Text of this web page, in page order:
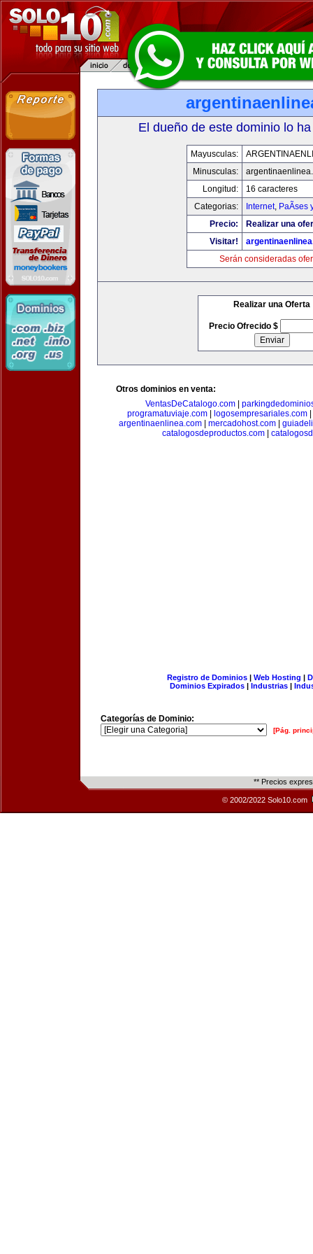
El dueño de este dominio lo
Mayusculas:
Minusculas:
Longitud:
16 caracteres
Categorias:
Internet, PaÃ­ses
Precio:
Realizar una
Visitar!
Serán consideradas
Realizar una Oferta
Precio Ofrecido $
Otros dominios en venta:
VentasDeCatalogo.com|
programatuviaje.com| logosempresariales.com|
argentinaenlinea.com| mercadohost.com|
catalogosdeproductos.com
Registro de Dominios| Web Hosting |
Dominios Expirados | Industrias |
Categorías de Dominio:
[Pág.
** Precios
© 2002/2022 Solo10.com